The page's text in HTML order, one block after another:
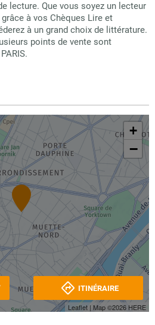
lecture. Que vous soyez un lecteur
à vos Chèques Lire et
à un grand choix de littérature.
points de vente sont
+
−
Leaflet | Map ©2026 HERE
ITINÉRAIRE